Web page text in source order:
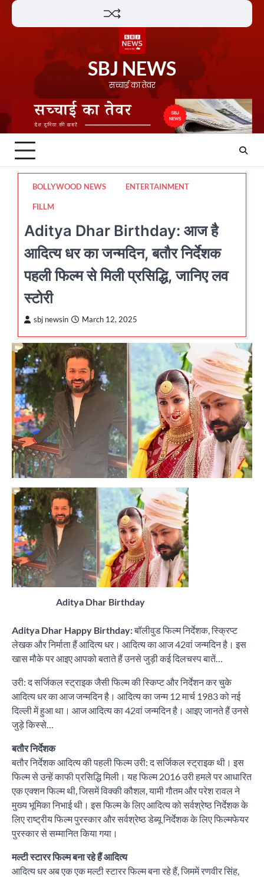
Skip
SBJ NEWS
सच्चाई का तेवर
BOLLYWOOD NEWS ENTERTAINMENT
FILLM
Aditya Dhar Birthday: आज है
आदित्य धर का जन्मदिन, बतौर निर्देशक
पहली फिल्म से मिली प्रसिद्धि, जानिए लव
स्टोरी
sbj newsin March 12, 2025
Aditya Dhar Birthday
Aditya Dhar Happy Birthday:बॉलीवुड फिल्म निर्देशक, स्क्रिप्ट
लेखक और निर्माता हैं आदित्य धर। आदित्य का आज 42वां जन्मदिन है। इस
खास मौके पर आइए आपको बताते हैं उनसे जुड़ी कई दिलचस्प बातें…
उरी: द सर्जिकल स्ट्राइक जैसी फिल्म की स्किप्ट और निर्देशन कर चुके
आदित्य धर का आज जन्मदिन है। आदित्य का जन्म 12 मार्च 1983 को नई
दिल्ली में हुआ था। आज आदित्य का 42वां जन्मदिन है। आइए जानते हैं उनसे
जुड़े किस्से…
बतौर निर्देशक
बतौर निर्देशक आदित्य की पहली फिल्म उरी: द सर्जिकल स्ट्राइक थी। इस
फिल्म से उन्हें काफी प्रसिद्धि मिली। यह फिल्म 2016 उरी हमले पर आधारित
एक एक्शन फिल्म थी, जिसमें विक्की कौशल, यामी गौतम और परेश रावल ने
मुख्य भूमिका निभाई थी। इस फिल्म के लिए आदित्य को सर्वश्रेष्ठ निर्देशक के
लिए राष्ट्रीय फिल्म पुरस्कार और सर्वश्रेष्ठ डेब्यू निर्देशक के लिए फिल्मफेयर
पुरस्कार से सम्मानित किया गया।
मल्टी स्टारर फिल्म बना रहे हैं आदित्य
आदित्य धर अब एक एक मल्टी स्टारर फिल्म बना रहे हैं, जिममें रणवीर सिंह,